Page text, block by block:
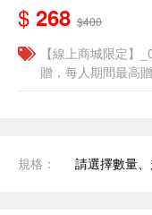
$ 268 $400
【線上商城限定】
贈，每人期間最高
規格： 請選擇數量